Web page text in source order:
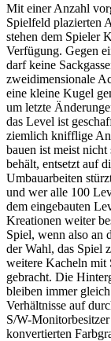
Mit einer Anzahl
Spielfeld plazierten
stehen dem Spieler
Verfügung. Gegen
darf keine
zweidimensionale
eine kleine Kugel
um letzte
das Level ist
ziemlich knifflige
bauen ist meist
behält, entsetzt auf
Umbauarbeiten
und wer alle 100
dem eingebauten
Kreationen weiter
Spiel, wenn also an
der Wahl, das Spiel
weitere Kacheln mit
gebracht. Die
bleiben immer
Verhältnisse auf
S/W-
konvertierten